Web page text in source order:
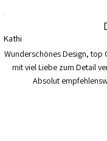
Kathi
Wunderschönes Design, top
mit viel Liebe zum Detail
Absolut